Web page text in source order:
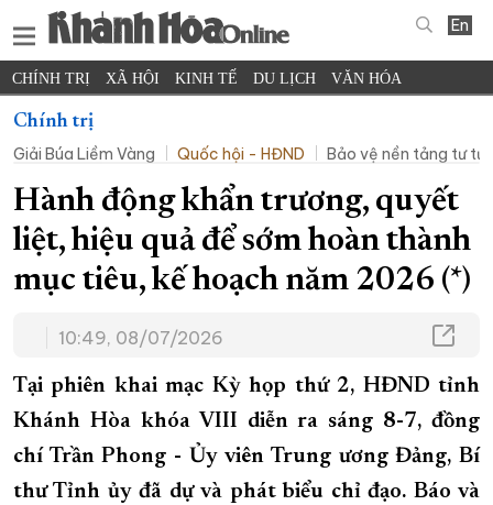
En
CHÍNH TRỊ XÃ HỘI KINH TẾ DU LỊCH VĂN HÓA
THỂ THAO
KHOA HỌC - CÔNG NGHỆ PHÁP LUẬT BẠN ĐỌC PHÓNG SỰ
THẾ GIỚI MULTIMEDIA VIDEO ĐỌC BÁO ONLINE
PODCAST THÔNG TIN - QUẢNG CÁO
QUY HOẠCH TỈNH KHÁNH HÒA
CHUNG TAY CẢI CÁCH HÀNH CHÍNH
XÂY DỰNG NÔNG THÔN MỚI LỊCH CẮT ĐIỆN
TÀU - XE - MÁY BAY
KỶ NIỆM 370 NĂM XÂY DỰNG VÀ PHÁT TRIỂN TỈNH KHÁNH HÒA
KHOẢNH KHẮC ĐẸP XỨ TRẦM
Chính trị
Giải Búa Liềm Vàng
Quốc hội - HĐND Bảo vệ nền tảng tư
Hành động khẩn trương, quyết
liệt, hiệu quả để sớm hoàn thành
mục tiêu, kế hoạch năm 2026 (*)
10:49, 08/07/2026
Tại phiên khai mạc Kỳ họp thứ 2, HĐND tỉnh
Khánh Hòa khóa VIII diễn ra sáng 8-7, đồng
chí Trần Phong - Ủy viên Trung ương Đảng, Bí
thư Tỉnh ủy đã dự và phát biểu chỉ đạo. Báo và